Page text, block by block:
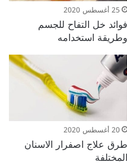
25 أغسطس 2020
فوائد خل التفاح للجسم
وطريقة استخدامه
20 أغسطس 2020
طرق علاج اصفرار الاسنان
المختلفة